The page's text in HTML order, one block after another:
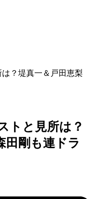
トと見所は？
田剛も連ドラ